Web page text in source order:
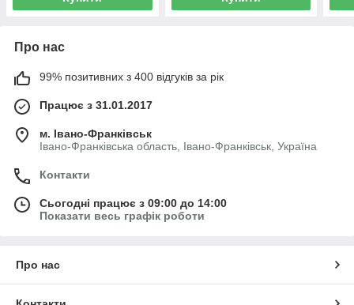
Про нас
99% позитивних з 400 відгуків за рік
Працює з 31.01.2017
м. Івано-Франківськ
Івано-Франківська область, Івано-Франківськ, Україна
Контакти
Сьогодні працює з 09:00 до 14:00
Показати весь графік роботи
Про нас